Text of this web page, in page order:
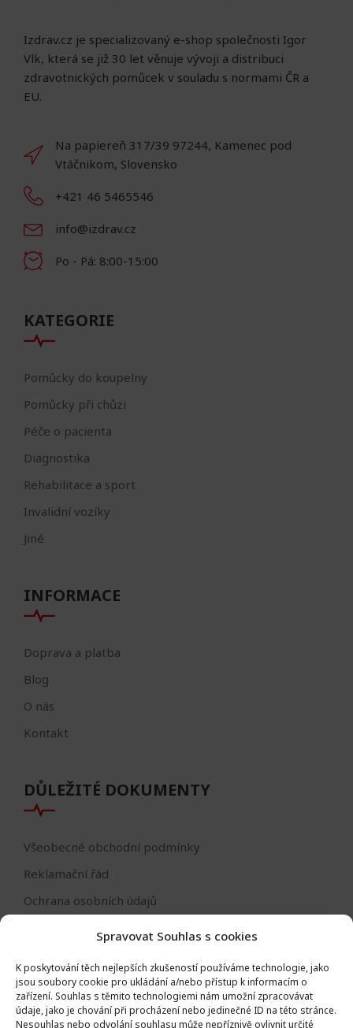
Spravovat Souhlas s cookies
K poskytování těch nejlepších zkušeností používáme technologie, jako
jsou soubory cookie pro ukládání a/nebo přístup k informacím o
zařízení. Souhlas s těmito technologiemi nám umožní zpracovávat
údaje, jako je chování při procházení nebo jedinečné ID na této stránce.
Nesouhlas nebo odvolání souhlasu může nepříznivě ovlivnit určité
Izdrav.cz je specializovaný e-shop společnosti Igor
Vlk, která se již 30 let věnuje vývoji a distribuci
zdravotnických pomůcek v souladu s normami ČR a
EU.
Na papiereň 317/39 97244, Kamenec pod
Vtáčnikom, Slovensko
+421 46 5465546
info@izdrav.cz
Po - Pá: 8:00-15:00
KATEGORIE
Pomůcky do koupelny
Pomůcky při chůzi
Péče o pacienta
Diagnostika
Rehabilitace a sport
Invalidní vozíky
Jiné
INFORMACE
Doprava a platba
Blog
O nás
Kontakt
DŮLEŽITÉ DOKUMENTY
Všeobecné obchodní podmínky
Reklamační řád
Ochrana osobních údajů
Formulář - odstoupení od smlouvy
Odstoupení od smlouvy